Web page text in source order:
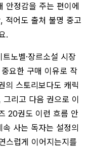
안정감을 주는 편이에
적어도 출처 불명 중고
.
노벨·장르소설 시장
중요한 구매 이유로 작
의 스토리보다도 캐릭
리고 다음 권으로 이
20권도 이런 흐름 안
사는 독자는 설정의
스럽게 이어지는지를